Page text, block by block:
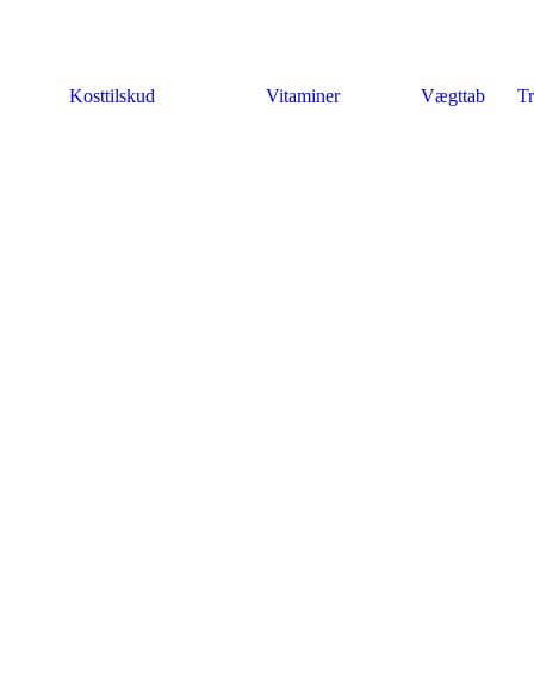
Kosttilskud Vitaminer Vægttab